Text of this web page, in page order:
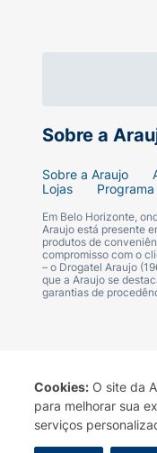
Cookies: O site da
para melhorar sua
serviços
•
• Uso
•
• Um
Sobre a
Sobre a Araujo
Lojas
Em Belo Horizonte,
Araujo está presente
produtos de
compromisso com o
– o Drogatel Araujo
que a Araujo se
garantias de
Termo de Uso
A Drogaria Araujo S/
marca. Para sua